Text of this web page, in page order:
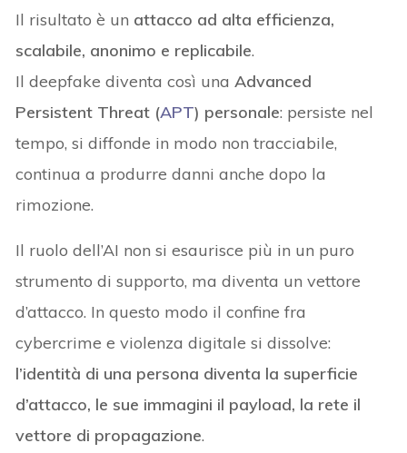
Il risultato è un attacco ad alta efficienza,
scalabile, anonimo e replicabile.
Il deepfake diventa così unaAdvanced
Persistent Threat (APT) personale: persiste nel
tempo, si diffonde in modo non tracciabile,
continua a produrre danni anche dopo la
rimozione.
Il ruolo dell’AI non si esaurisce più in un puro
strumento di supporto, ma diventa un vettore
d’attacco. In questo modo il confine fra
cybercrime e violenza digitale si dissolve:
l’identità di una persona diventa la superficie
d’attacco, le sue immagini il payload, la rete il
vettore di propagazione.